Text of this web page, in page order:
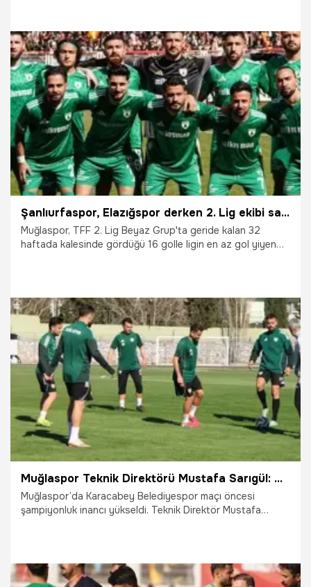
30.04.2026 Şanlıurfa
Şanlıurfaspor, Elazığspor derken 2. Lig ekibi sadece 16 gol ile zirveye çıktı
Muğlaspor, TFF 2. Lig Beyaz Grup'ta geride kalan 32
haftada kalesinde gördüğü 16 golle ligin en az gol yiyen
8.04.2026 Şampiy10
Muğlaspor Teknik Direktörü Mustafa Sarıgül: Özlediğimiz oyunla bu şehre şampiyonluğu getireceğiz
Muğlaspor’da Karacabey Belediyespor maçı öncesi
şampiyonluk inancı yükseldi. Teknik Direktör Mustafa